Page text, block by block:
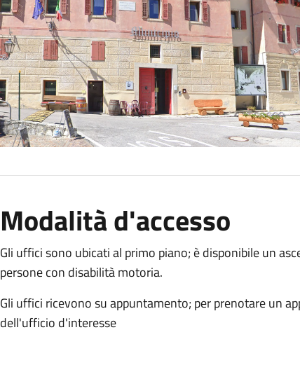
Modalità d'accesso
Gli uffici sono ubicati al primo piano; è disponibile un
persone con disabilità motoria.
Gli uffici ricevono su appuntamento; per prenotare un
dell'ufficio d'interesse